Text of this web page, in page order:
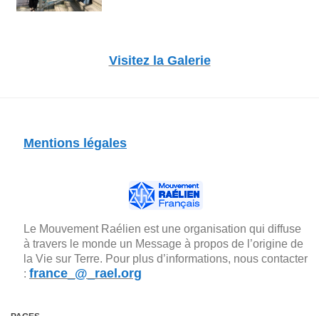
Visitez la Galerie
Mentions légales
Le Mouvement Raélien est une organisation qui diffuse
à travers le monde un Message à propos de l’origine de
la Vie sur Terre. Pour plus d’informations, nous contacter
: france_@_rael.org